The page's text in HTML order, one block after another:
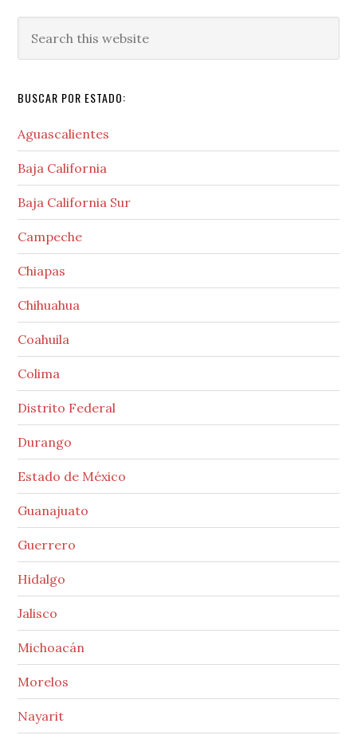
this
BUSCAR POR ESTADO:
Aguascalientes
Baja California
Baja California Sur
Campeche
Chiapas
Chihuahua
Coahuila
Colima
Distrito Federal
Durango
Estado de México
Guanajuato
Guerrero
Hidalgo
Jalisco
Michoacán
Morelos
Nayarit